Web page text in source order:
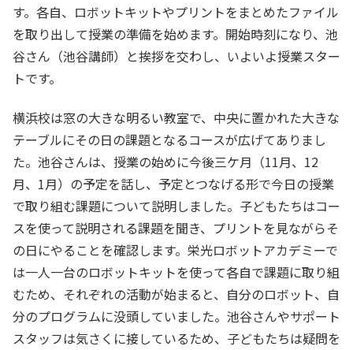
す。各自、ロボットキットやプリントをまとめたファイル
を取り出して授業の準備を始めます。開始時刻になり、池
谷さん（池谷講師）と挨拶を交わし、いよいよ授業スター
トです。
横浜校は窓の大きな明るい教室で、中央に置かれた大きな
テーブルにその日の課題となるコースが広げてありまし
た。池谷さんは、授業の始めに今後三ケ月（11月、12
月、1月）の予定を話し、予定とつなげる形で今日の授業
で取り組む課題について説明しました。子どもたちはコー
スを使って説明される課題を聞き、プリントを見ながらそ
の日にやることを確認します。栄光ロボットアカデミーで
は一人一台のロボットキットを使って各自で課題に取り組
むため、それぞれの活動が始まると、自分のロボット、自
分のプログラムに没頭していました。池谷さんやサポート
スタッフは気さくに接しているため、子どもたちは疑問を